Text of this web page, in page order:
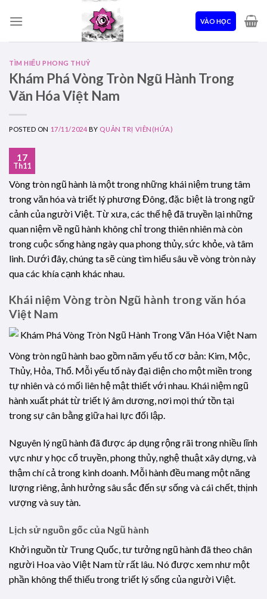
VÀO HỌC
TÌM HIỂU PHONG THUỶ
Khám Phá Vòng Tròn Ngũ Hành Trong
Văn Hóa Việt Nam
POSTED ON 17/11/2024 BY QUẢN TRỊ VIÊN(HỨA)
17
Th11
Vòng tròn ngũ hành là một trong những khái niệm trung tâm
trong văn hóa và triết lý phương Đông, đặc biệt là trong ngữ
cảnh của người Việt. Từ xưa, các thế hệ đã truyền lại những
quan niệm về ngũ hành không chỉ trong thiên nhiên mà còn
trong cuộc sống hàng ngày qua phong thủy, sức khỏe, và tâm
linh. Dưới đây, chúng ta sẽ cùng tìm hiểu sâu về vòng tròn này
qua các khía cạnh khác nhau.
Khái niệm Vòng tròn Ngũ hành trong văn hóa
Việt Nam
Vòng tròn ngũ hành bao gồm năm yếu tố cơ bản: Kim, Mộc,
Thủy, Hỏa, Thổ. Mỗi yếu tố này đại diện cho một miền trong
tự nhiên và có mối liên hệ mật thiết với nhau. Khái niệm ngũ
hành xuất phát từ triết lý âm dương, nơi mọi thứ tồn tại
trong sự cân bằng giữa hai lực đối lập.
Nguyên lý ngũ hành đã được áp dụng rộng rãi trong nhiều lĩnh
vực như y học cổ truyền, phong thủy, nghệ thuật xây dựng, và
thậm chí cả trong kinh doanh. Mỗi hành đều mang một năng
lượng riêng, ảnh hưởng sâu sắc đến sự sống và cái chết, thịnh
vượng và suy tàn.
Lịch sử nguồn gốc của Ngũ hành
Khởi nguồn từ Trung Quốc, tư tưởng ngũ hành đã theo chân
người Hoa vào Việt Nam từ rất lâu. Nó được xem như một
phần không thể thiếu trong triết lý sống của người Việt.